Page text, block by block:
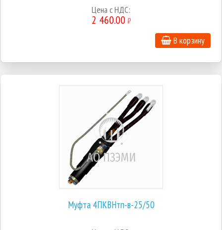
Цена с НДС:
2 460.00 ₽
В корзину
Муфта 4ПКВНтп-в-25/50